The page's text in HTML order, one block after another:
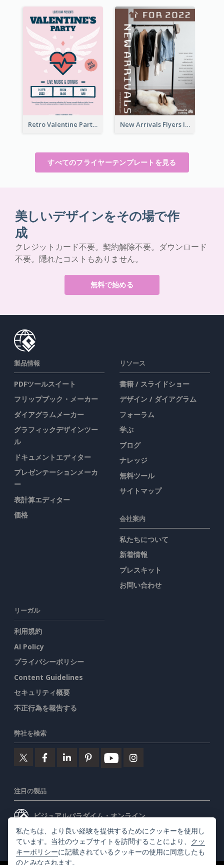
Retro Valentine Party Pink Flyers Design Templates New Arrivals Flyers In In Brown Colour Tone
すべてのフライヤーテンプレートを見る
美しいデザインをその場で作
成
クレジットカード不要。契約解除不要。ダウンロード
不要。隠れたコストもありません。
無料で始める
製品情報
PDFツールスイート
フリップブック・メーカー
ダイアグラムメーカー
グラフィックデザインツー
ル
ドキュメントエディター
プレゼンテーションメーカ
ー
表計算エディター
価格
リソース
書籍 / スライドショー
デザイン / ダイアグラム
フォーラム
学ぶ
ブログ
ナレッジ
無料ツール
サイトマップ
会社案内
私たちについて
新着情報
プレスキット
お問い合わせ
リーガル
利用規約
AI Policy
プライバシーポリシー
Content Guidelines
セキュリティ概要
不正行為を報告する
弊社を検索
注目の製品
ビジュアルパラダイム・オンライン
ビジュアルパラダイムデスクトップ
私たちは、より良い経験を提供するためにクッキーを使用し
ています。当社のウェブサイトを訪問することにより、 クッ
キーポリシーに記載されているクッキーの使用に同意したも
のとみなされます。